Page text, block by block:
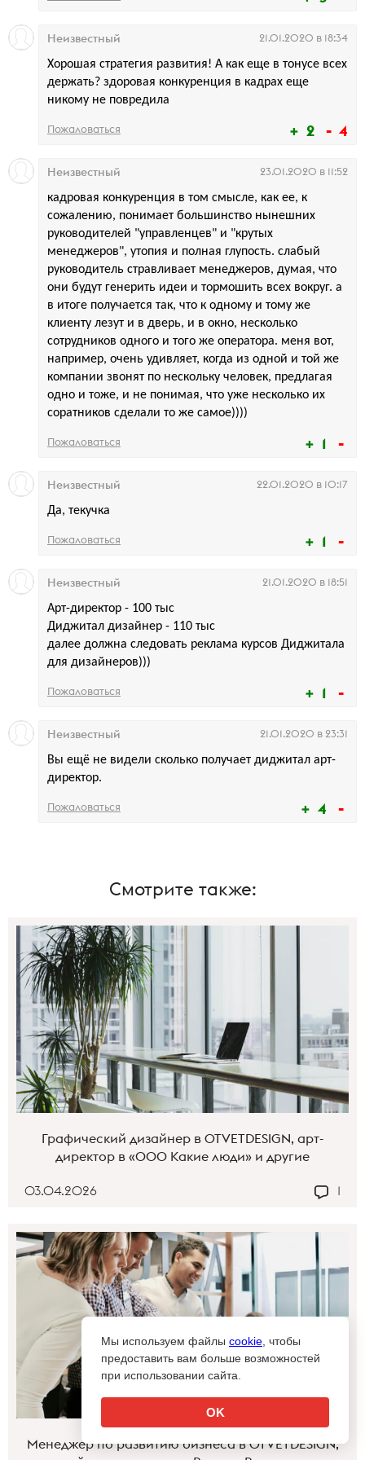
Навыки работы с ПК-уверенный пользователь;
Условия:
Работа в крупном агропромышленном холдинге в
команде профессионалов;
Возможности для профессионального развития;
Офис находится в 5 мин. ходьбы от ст.метро
Контактное лицо:Юлия Елисеева, 8926-179-86-35, доб. 10561,
Y.Eliseeva@agrohold.ru
2 4
Хорошая стратегия развития! А как еще в тонусе всех
держать? здоровая конкуренция в кадрах еще
никому не повредила
Неизвестный 21.01.2020 в 18:34
Пожаловаться
1
кадровая конкуренция в том смысле, как ее, к
сожалению, понимает большинство нынешних
руководителей "управленцев" и "крутых
менеджеров", утопия и полная глупость. слабый
руководитель стравливает менеджеров, думая, что
они будут генерить идеи и тормошить всех вокруг. а
в итоге получается так, что к одному и тому же
клиенту лезут и в дверь, и в окно, несколько
сотрудников одного и того же оператора. меня вот,
например, очень удивляет, когда из одной и той же
компании звонят по нескольку человек, предлагая
одно и тоже, и не понимая, что уже несколько их
соратников сделали то же самое))))
Неизвестный 23.01.2020 в 11:52
Пожаловаться
1
Да, текучка
Неизвестный 22.01.2020 в 10:17
Пожаловаться
1
Арт-директор - 100 тыс
Диджитал дизайнер - 110 тыс
далее должна следовать реклама курсов Диджитала
для дизайнеров)))
Неизвестный 21.01.2020 в 18:51
Пожаловаться
4
Вы ещё не видели сколько получает диджитал арт-
директор.
Неизвестный 21.01.2020 в 23:31
Пожаловаться
Смотрите также:
Графический дизайнер в OTVETDESIGN, арт-
директор в «ООО Какие люди» и другие
03.04.2026 1
Менеджер по развитию бизнеса в OTVETDESIGN,
Мы используем файлы cookie , чтобы
предоставить вам больше возможностей
при использовании сайта.
OK